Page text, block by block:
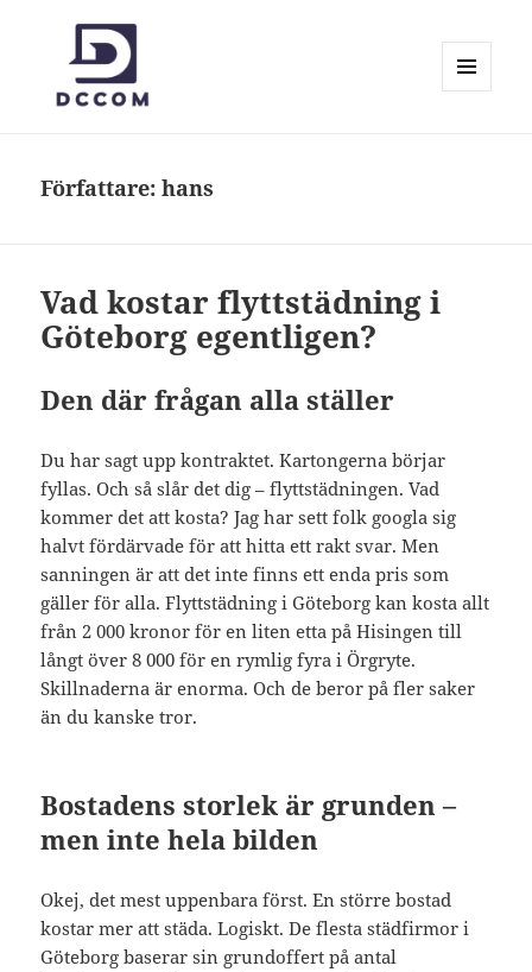
Författare:hans
Vad kostar flyttstädning i
Göteborg egentligen?
Den där frågan alla ställer
Du har sagt upp kontraktet. Kartongerna börjar
fyllas. Och så slår det dig – flyttstädningen. Vad
kommer det att kosta? Jag har sett folk googla sig
halvt fördärvade för att hitta ett rakt svar. Men
sanningen är att det inte finns ett enda pris som
gäller för alla. Flyttstädning i Göteborg kan kosta allt
från 2 000 kronor för en liten etta på Hisingen till
långt över 8 000 för en rymlig fyra i Örgryte.
Skillnaderna är enorma. Och de beror på fler saker
än du kanske tror.
Bostadens storlek är grunden –
men inte hela bilden
Okej, det mest uppenbara först. En större bostad
kostar mer att städa. Logiskt. De flesta städfirmor i
Göteborg baserar sin grundoffert på antal